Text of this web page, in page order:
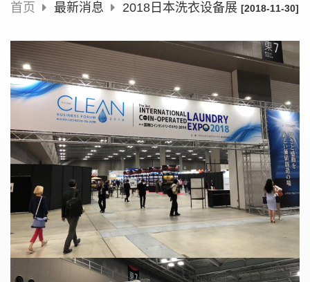
首页 最新消息 2018日本洗衣设备展 [2018-11-30]